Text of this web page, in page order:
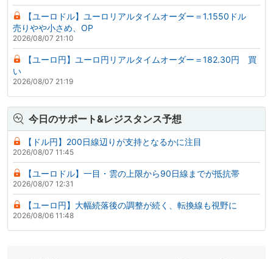
【ユーロドル】ユーロリアルタイムオーダー＝1.1550ドル
売りやや小さめ、OP
2026/08/07 21:10
【ユーロ円】ユーロ円リアルタイムオーダー＝182.30円 買
い
2026/08/07 21:19
今日のサポート&レジスタンス予想
【ドル円】200日線辺りが支持となるかに注目
2026/08/07 11:45
【ユーロドル】一目・雲の上限から90日線までが抵抗帯
2026/08/07 12:31
【ユーロ円】大幅続落後の調整が続く、転換線も視野に
2026/08/06 11:48